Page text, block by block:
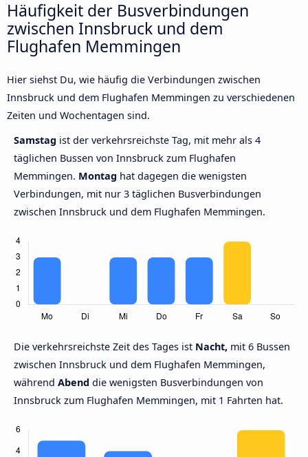
Häufigkeit der Busverbindungen
zwischen Innsbruck und dem
Flughafen Memmingen
Hier siehst Du, wie häufig die Verbindungen zwischen
Innsbruck und dem Flughafen Memmingen zu verschiedenen
Zeiten und Wochentagen sind.
Samstag ist der verkehrsreichste Tag, mit mehr als 4
täglichen Bussen von Innsbruck zum Flughafen
Memmingen. Montag hat dagegen die wenigsten
Verbindungen, mit nur 3 täglichen Busverbindungen
zwischen Innsbruck und dem Flughafen Memmingen.
Die verkehrsreichste Zeit des Tages ist Nacht, mit 6 Bussen
zwischen Innsbruck und dem Flughafen Memmingen,
während Abend die wenigsten Busverbindungen von
Innsbruck zum Flughafen Memmingen, mit 1 Fahrten hat.